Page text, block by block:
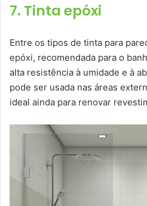
7. Tinta epóxi
Entre os tipos de tinta para
epóxi, recomendada para o
alta resistência à umidade e à
pode ser usada nas áreas
ideal ainda para renovar